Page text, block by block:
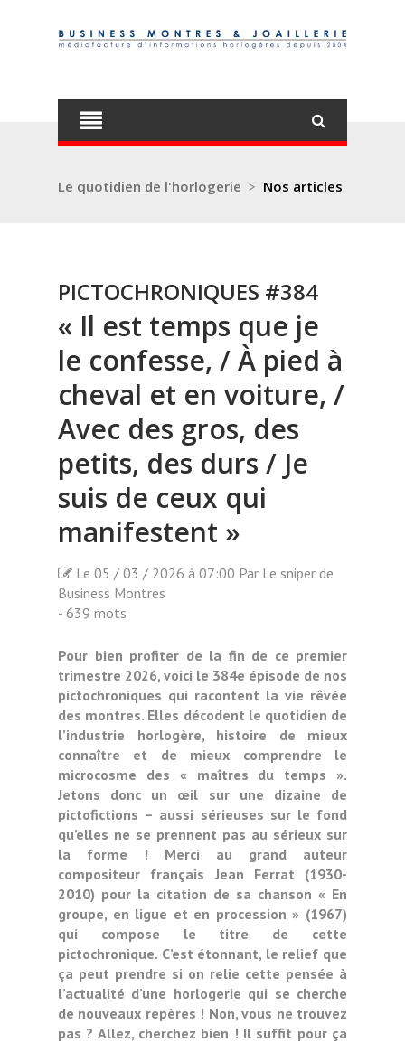
Le quotidien de l'horlogerie > Nos articles
PICTOCHRONIQUES #384
« Il est temps que je
le confesse, / À pied à
cheval et en voiture, /
Avec des gros, des
petits, des durs / Je
suis de ceux qui
manifestent »
Le 05 / 03 / 2026 à 07:00 Par Le sniper de
Business Montres
- 639 mots
Pour bien profiter de la fin de ce premier
trimestre 2026, voici le 384e épisode de nos
pictochroniques qui racontent la vie rêvée
des montres. Elles décodent le quotidien de
l’industrie horlogère, histoire de mieux
connaître et de mieux comprendre le
microcosme des « maîtres du temps ».
Jetons donc un œil sur une dizaine de
pictofictions – aussi sérieuses sur le fond
qu’elles ne se prennent pas au sérieux sur
la forme ! Merci au grand auteur
compositeur français Jean Ferrat (1930-
2010) pour la citation de sa chanson « En
groupe, en ligue et en procession » (1967)
qui compose le titre de cette
pictochronique. C’est étonnant, le relief que
ça peut prendre si on relie cette pensée à
l’actualité d’une horlogerie qui se cherche
de nouveaux repères ! Non, vous ne trouvez
pas ? Allez, cherchez bien ! Il suffit pour ça